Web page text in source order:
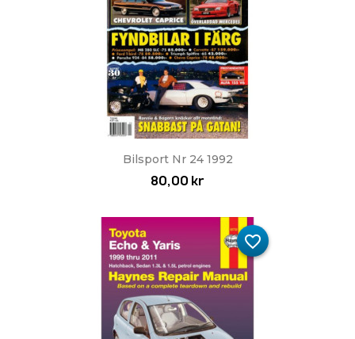
Bilsport Nr 24 1992
80,00 kr
favorite_border